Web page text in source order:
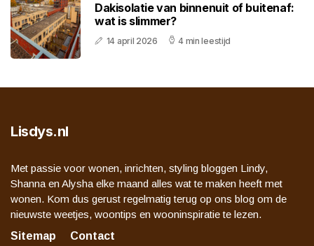
Dakisolatie van binnenuit of buitenaf:
wat is slimmer?
14 april 2026 4 min leestijd
Lisdys.nl
Met passie voor wonen, inrichten, styling bloggen Lindy,
Shanna en Alysha elke maand alles wat te maken heeft met
wonen. Kom dus gerust regelmatig terug op ons blog om de
nieuwste weetjes, woontips en wooninspiratie te lezen.
Sitemap
Contact